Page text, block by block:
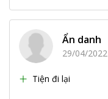
Ẩn danh
29/04/2022
Tiện đi lại